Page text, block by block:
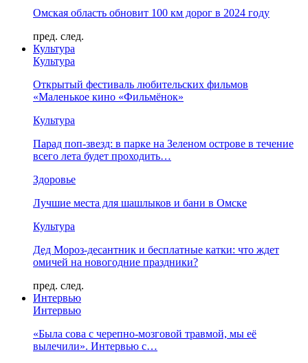
Омская область обновит 100 км дорог в 2024 году
пред. след.
Культура
Культура
Открытый фестиваль любительских фильмов
«Маленькое кино «Фильмёнок»
Культура
Парад поп-звезд: в парке на Зеленом острове в течение
всего лета будет проходить…
Здоровье
Лучшие места для шашлыков и бани в Омске
Культура
Дед Мороз-десантник и бесплатные катки: что ждет
омичей на новогодние праздники?
пред. след.
Интервью
Интервью
«Была сова с черепно-мозговой травмой, мы её
вылечили». Интервью с…